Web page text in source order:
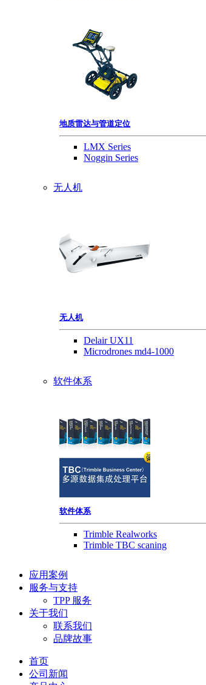
地质雷达与管道定位
LMX Series
Noggin Series
无人机
无人机
Delair UX11
Microdrones md4-1000
软件体系
软件体系
Trimble Realworks
Trimble TBC scaning
应用案例
服务与支持
TPP 服务
关于我们
联系我们
品牌故事
首页
公司新闻